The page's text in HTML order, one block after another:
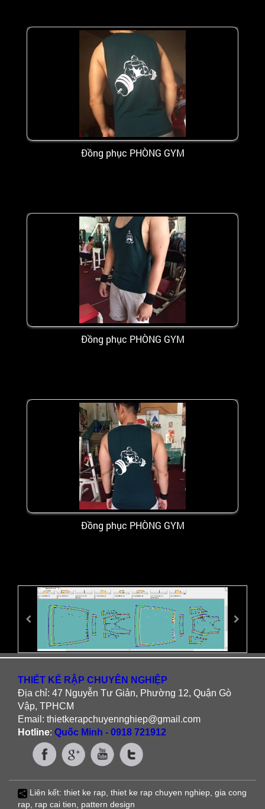
Đồng phục PHÒNG GYM
Đồng phục PHÒNG GYM
Đồng phục PHÒNG GYM
THIẾT KẾ RẬP CHUYÊN NGHIỆP
Địa chỉ: 47 Nguyễn Tư Giản, Phường 12, Quận Gò
Vập, TPHCM
Email: thietkerapchuyennghiep@gmail.com
Hotline: Quốc Minh - 0918 721912
Liên kết: thiet ke rap, thiet ke rap chuyen nghiep, gia cong
rap, rap cai tien, pattern design